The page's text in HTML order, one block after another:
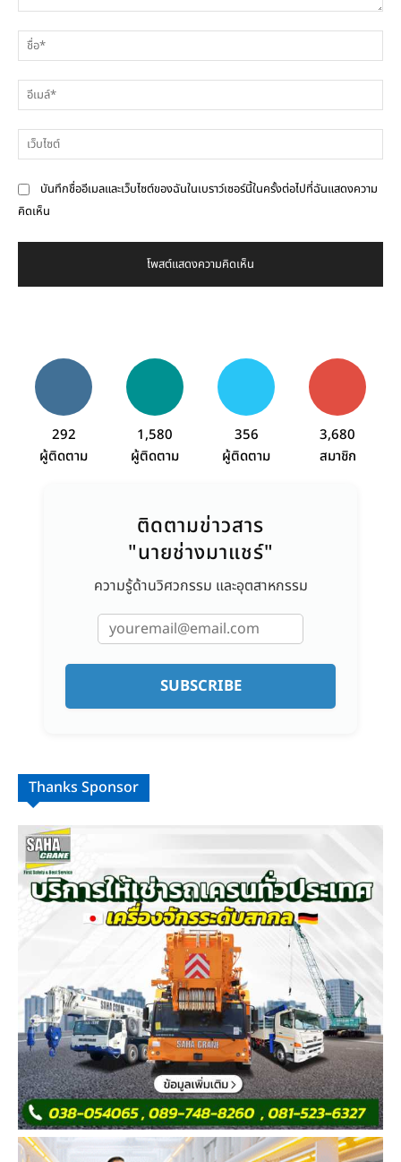
คิด
เห็น
บันทึกชื่ออีเมลและเว็บไซต์ของฉันในเบราว์เซอร์นี้ในครั้งต่อไปที่ฉันแสดงความ
คิดเห็น
292
ผู้ติดตาม
1,580
ผู้ติดตาม
356
ผู้ติดตาม
3,680
สมาชิก
ติดตามข่าวสาร
"นายช่างมาแชร์"
ความรู้ด้านวิศวกรรม และอุตสาหกรรม
SUBSCRIBE
Thanks Sponsor